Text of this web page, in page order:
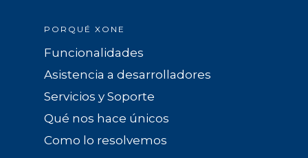
PORQUÉ XONE
Funcionalidades
Asistencia a desarrolladores
Servicios y Soporte
Qué nos hace únicos
Como lo resolvemos